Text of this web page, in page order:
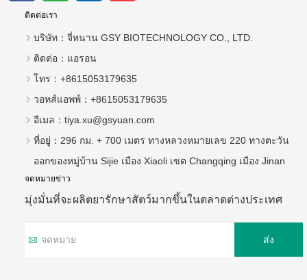
ติดต่อเรา
บริษัท： จี่หนาน GSY BIOTECHNOLOGY CO., LTD.
ติดต่อ： แอรอน
โทร： +8615053179635
วอทส์แอพพ์： +8615053179635
อีเมล： tiya.xu@gsyuan.com
ที่อยู่： 296 กม. + 700 เมตร ทางหลวงหมายเลข 220 ทางตะวัน
ออกของหมู่บ้าน Sijie เมือง Xiaoli เขต Changqing เมือง Jinan
จดหมายข่าว
มุ่งมั่นที่จะผลิตยารักษาสัตว์มากขึ้นในตลาดต่างประเทศ
ส่ง